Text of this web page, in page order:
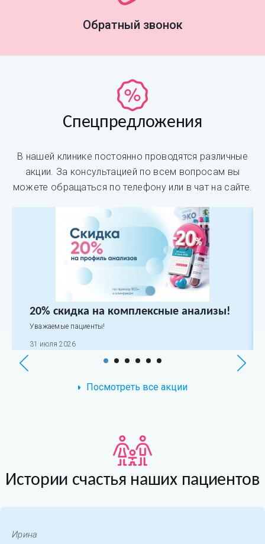
Обратный звонок
Спецпредложения
В нашей клинике постоянно проводятся различные
акции. За консультацией по всем вопросам вы
можете обращаться по телефону или в чат на сайте.
20% скидка на комплексные анализы!
Уважаемые пациенты!
31 июля 2026
Посмотреть все акции
Истории счастья наших пациентов
Ирина